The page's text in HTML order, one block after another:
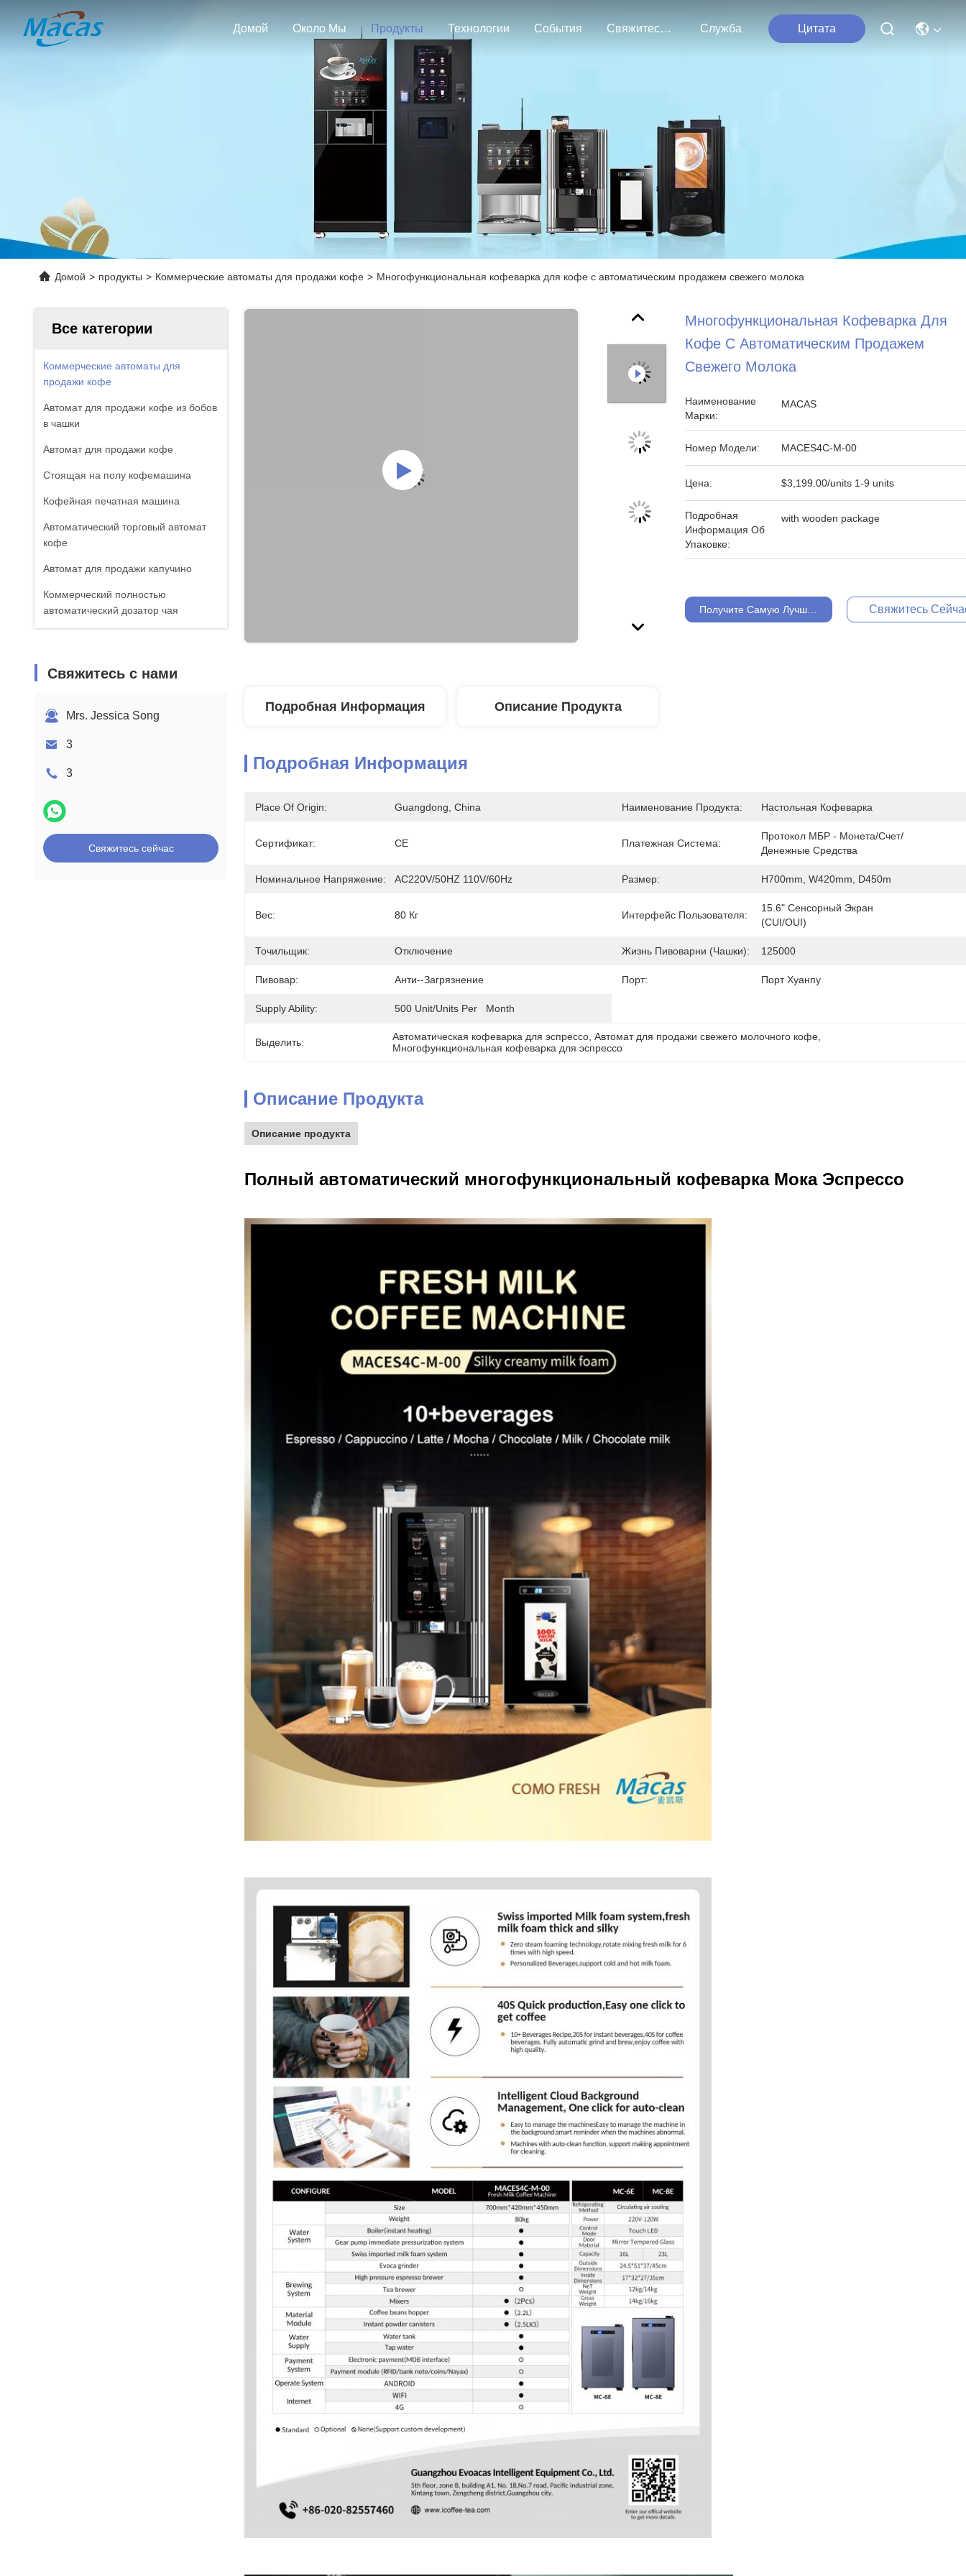
Домой Около Мы Продукты Технологии События Свяжитесь С Нами Служба Цитата
Домой > продукты > Коммерческие автоматы для продажи кофе > Многофункциональная кофеварка для кофе с автоматическим продажем свежего молока
Все категории
Коммерческие автоматы для
продажи кофе
Автомат для продажи кофе из бобов
в чашки
Автомат для продажи кофе
Стоящая на полу кофемашина
Кофейная печатная машина
Автоматический торговый автомат
кофе
Автомат для продажи капучино
Коммерческий полностью
автоматический дозатор чая
Свяжитесь с нами
Mrs. Jessica Song
3
3
Свяжитесь сейчас
Многофункциональная Кофеварка Для
Кофе С Автоматическим Продажем
Свежего Молока
Наименование
Марки:
MACAS
Номер Модели: MACES4C-M-00
Цена: $3,199.00/units 1-9 units
Подробная
Информация Об
Упаковке:
with wooden package
Получите Самую Лучшую Цену Свяжитесь
Подробная Информация Описание Продукта
Подробная Информация
Place Of Origin: Guangdong, China Наименование Продукта: Настольная Кофеварка
Сертификат: CE Платежная Система:
Протокол МБР - Монета/Счет/
Денежные Средства
Номинальное Напряжение: AC220V/50HZ 110V/60Hz Размер: H700mm, W420mm, D450m
Вес: 80 Кг Интерфейс Пользователя:
15.6" Сенсорный Экран
(CUI/OUI)
Точильщик: Отключение Жизнь Пивоварни (чашки): 125000
Пивовар: Анти--загрязнение Порт: Порт Хуанпу
Supply Ability: 500 Unit/Units Per   Month
Выделить: Автоматическая кофеварка для эспрессо, Автомат для продажи свежего молочного кофе,
Многофункциональная кофеварка для эспрессо
Описание Продукта
Описание продукта
Полный автоматический многофункциональный кофеварка Мока Эспрессо